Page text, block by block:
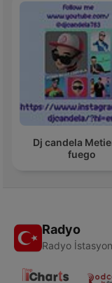
Dj candela
fuego
Radyo
Radyo